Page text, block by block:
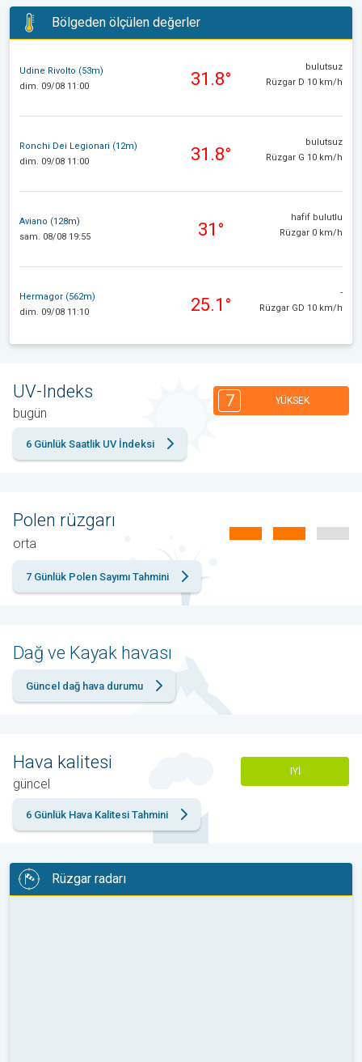
Bölgeden ölçülen değerler
Udine Rivolto (53m)
dim. 09/08 11:00
31.8°
bulutsuz
Rüzgar D 10 km/h
Ronchi Dei Legionari (12m)
dim. 09/08 11:00
31.8°
bulutsuz
Rüzgar G 10 km/h
Aviano (128m)
sam. 08/08 19:55
31°
hafif bulutlu
Rüzgar 0 km/h
Hermagor (562m)
dim. 09/08 11:10
25.1°
-
Rüzgar GD 10 km/h
UV-Indeks
bugün
7 YÜKSEK
6 Günlük Saatlik UV İndeksi
Polen rüzgarı
orta
7 Günlük Polen Sayımı Tahmini
Dağ ve Kayak havası
Güncel dağ hava durumu
Hava kalitesi
güncel
IYI
6 Günlük Hava Kalitesi Tahmini
Rüzgar radarı